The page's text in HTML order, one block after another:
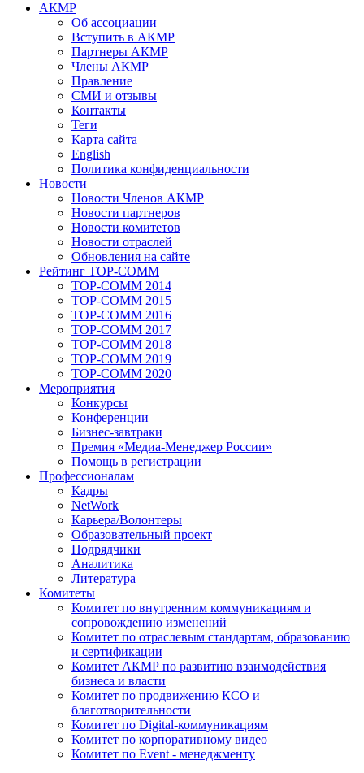
АКМР
Об ассоциации
Вступить в АКМР
Партнеры АКМР
Члены АКМР
Правление
СМИ и отзывы
Контакты
Теги
Карта сайта
English
Политика конфиденциальности
Новости
Новости Членов АКМР
Новости партнеров
Новости комитетов
Новости отраслей
Обновления на сайте
Рейтинг TOP-COMM
TOP-COMM 2014
TOP-COMM 2015
TOP-COMM 2016
TOP-COMM 2017
TOP-COMM 2018
TOP-COMM 2019
TOP-COMM 2020
Мероприятия
Конкурсы
Конференции
Бизнес-завтраки
Премия «Медиа-Менеджер России»
Помощь в регистрации
Профессионалам
Кадры
NetWork
Карьера/Волонтеры
Образовательный проект
Подрядчики
Аналитика
Литература
Комитеты
Комитет по внутренним коммуникациям и
сопровождению изменений
Комитет по отраслевым стандартам, образованию
и сертификации
Комитет АКМР по развитию взаимодействия
бизнеса и власти
Комитет по продвижению КСО и
благотворительности
Комитет по Digital-коммуникациям
Комитет по корпоративному видео
Комитет по Event - менеджменту